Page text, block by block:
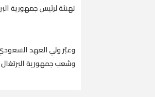
تهنئة لرئيس جمهورية
وعبّر ولي العهد
وشعب جمهورية البرتغال